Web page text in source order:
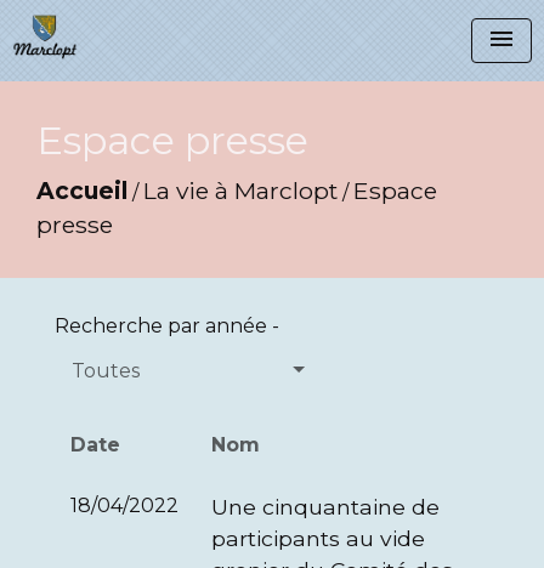
menu
Espace presse
Accueil / La vie à Marclopt / Espace
presse
Recherche par année -
Toutes
Date Nom
18/04/2022
Une cinquantaine de
participants au vide